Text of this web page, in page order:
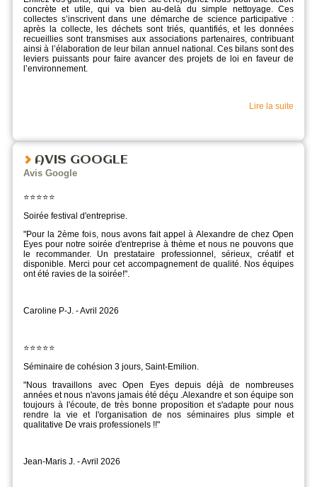
concrète et utile, qui va bien au-delà du simple nettoyage. Ces
collectes s’inscrivent dans une démarche de science participative :
après la collecte, les déchets sont triés, quantifiés, et les données
recueillies sont transmises aux associations partenaires, contribuant
ainsi à l’élaboration de leur bilan annuel national. Ces bilans sont des
leviers puissants pour faire avancer des projets de loi en faveur de
l’environnement.
Lire la suite
AVIS GOOGLE
Avis Google
⭐️⭐️⭐️⭐️⭐️
Soirée festival d'entreprise.
"Pour la 2ème fois, nous avons fait appel à Alexandre de chez Open
Eyes pour notre soirée d'entreprise à thème et nous ne pouvons que
le recommander. Un prestataire professionnel, sérieux, créatif et
disponible. Merci pour cet accompagnement de qualité. Nos équipes
ont été ravies de la soirée!".
Caroline P-J. - Avril 2026
⭐️⭐️⭐️⭐️⭐️
Séminaire de cohésion 3 jours, Saint-Emilion.
"Nous travaillons avec Open Eyes depuis déjà de nombreuses
années et nous n'avons jamais été déçu .Alexandre et son équipe son
toujours à l'écoute, de très bonne proposition et s'adapte pour nous
rendre la vie et l'organisation de nos séminaires plus simple et
qualitative De vrais professionels !!"
Jean-Maris J. - Avril 2026